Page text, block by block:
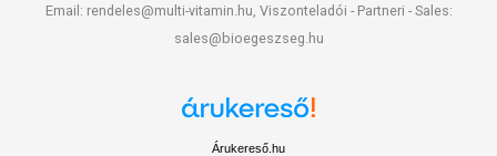
Email: rendeles@multi-vitamin.hu, Viszonteladói - Partneri - Sales:
sales@bioegeszseg.hu
Árukereső.hu